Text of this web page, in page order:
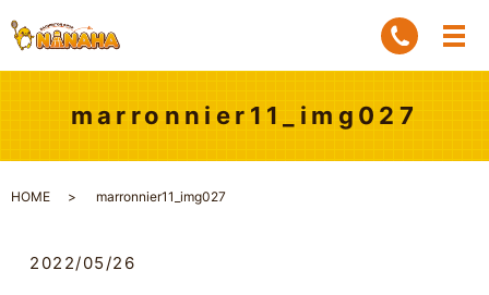
marronnier11_img027
HOME marronnier11_img027
2022/05/26